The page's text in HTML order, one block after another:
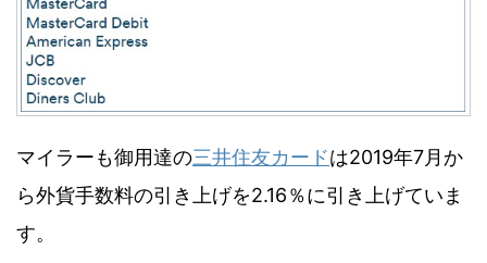
マイラーも御用達の三井住友カードは2019年7月か
ら外貨手数料の引き上げを2.16％に引き上げていま
す。